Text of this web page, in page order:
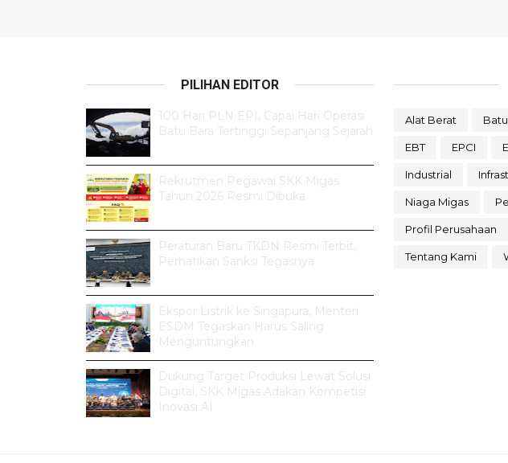
PILIHAN EDITOR
100 Hari PLN EPI, Capai Hari Operasi
Batu Bara Tertinggi Sepanjang Sejarah
Rekrutmen Pegawai SKK Migas
Tahun 2026 Resmi Dibuka
Peraturan Baru TKDN Resmi Terbit,
Perhatikan Sanksi Tegasnya
Ekspor Listrik ke Singapura, Menteri
ESDM Tegaskan Harus Saling
Menguntungkan
Dukung Target Produksi Lewat Solusi
Digital, SKK Migas Adakan Kompetisi
Inovasi AI
Alat Berat
EBT EPCI
Industrial
Niaga Migas
Profil Perusahaan
Tentang Kami